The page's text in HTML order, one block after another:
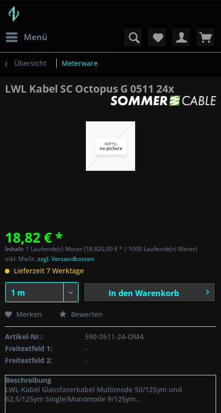
Menü
Übersicht Meterware
LWL Kabel SC Octopus G 0511 24x
18,82 € *
Inhalt: 1 Laufende(r) Meter (18.820,00 € * / 1000 Laufende(r) Meter)
inkl. MwSt.zzgl. Versandkosten
Lieferzeit 7 Werktage
In den Warenkorb
Merken Bewerten
Artikel-Nr.:
590-0511-24-OM4
Freitextfeld 1:
-
Freitextfeld 2:
-
Beschreibung
LWL-Kabel Glassfaserkabel Multimode 50/125ym und
62,5/125ym Single/Monomode 9/125ym...